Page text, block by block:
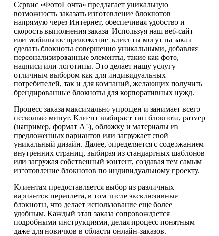
Сервис «ФотоПочта» предлагает уникальную
возможность заказать изготовление блокнотов
напрямую через Интернет, обеспечивая удобство и
скорость выполнения заказа. Используя наш веб-сайт
или мобильное приложение, клиенты могут на заказ
сделать блокноты совершенно уникальными, добавляя
персонализированные элементы, такие как фото,
надписи или логотипы. Это делает нашу услугу
отличным выбором как для индивидуальных
потребителей, так и для компаний, желающих получить
брендированные блокноты для корпоративных нужд.
Процесс заказа максимально упрощен и занимает всего
несколько минут. Клиент выбирает тип блокнота, размер
(например, формат А5), обложку и материалы из
предложенных вариантов или загружает свой
уникальный дизайн. Далее, определяется с содержанием
внутренних страниц, выбирая из стандартных шаблонов
или загружая собственный контент, создавая тем самым
изготовление блокнотов по индивидуальному проекту.
Клиентам предоставляется выбор из различных
вариантов переплета, в том числе эксклюзивные
блокноты, что делает использование еще более
удобным. Каждый этап заказа сопровождается
подробными инструкциями, делая процесс понятным
даже для новичков в области онлайн-заказов.